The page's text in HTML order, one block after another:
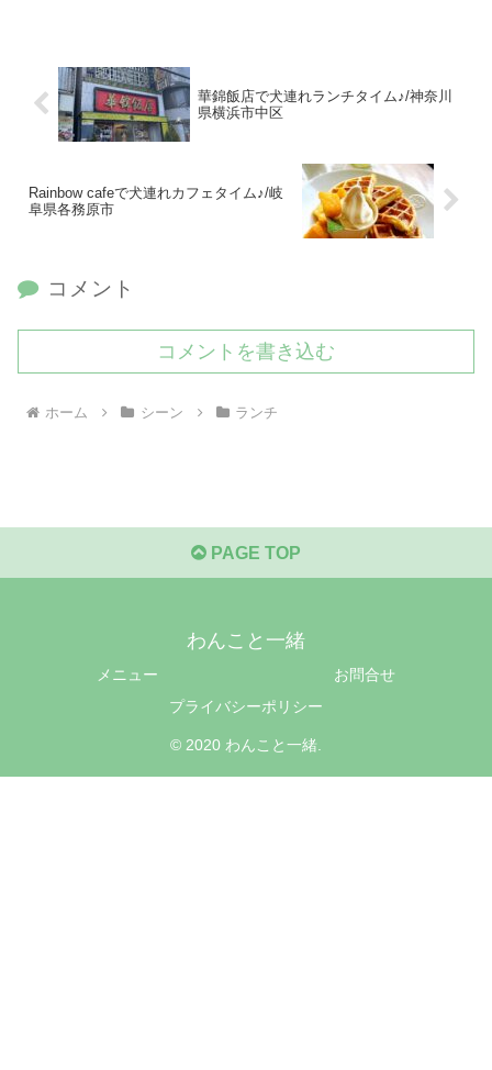
華錦飯店で犬連れランチタイム♪/神奈川
県横浜市中区
Rainbow cafeで犬連れカフェタイム♪/岐
阜県各務原市
コメント
コメントを書き込む
ホーム シーン ランチ
PAGE TOP
わんこと一緒
メニュー
お問合せ
プライバシーポリシー
© 2020 わんこと一緒.